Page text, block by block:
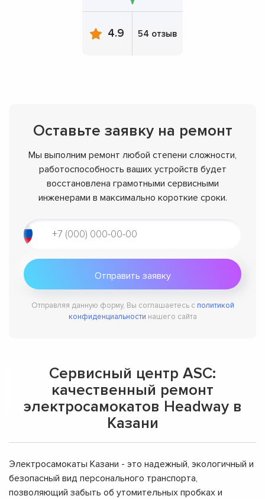
4.9 54 отзыв
Оставьте заявку на ремонт
Мы выполним ремонт любой степени сложности,
работоспособность ваших устройств будет
восстановлена грамотными сервисными
инженерами в максимально короткие сроки.
Отправляя данную форму, Вы соглашаетесь с политикой
конфиденциальности нашего сайта
Сервисный центр ASC:
качественный ремонт
электросамокатов Headway в
Казани
Электросамокаты Казани - это надежный, экологичный и
безопасный вид персонального транспорта,
позволяющий забыть об утомительных пробках и